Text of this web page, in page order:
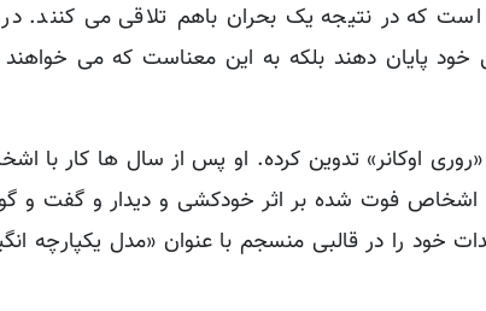
که در نتیجه یک بحران باهم تلاقی می کنند. در
پایان دهند بلکه به این معناست که می خواهند
«روری اوکانر» تدوین کرده. او پس از سال ها کار با
فوت شده بر اثر خودکشی و دیدار و گفت و گو
خود را در قالبی منسجم با عنوان «مدل یکپارچه